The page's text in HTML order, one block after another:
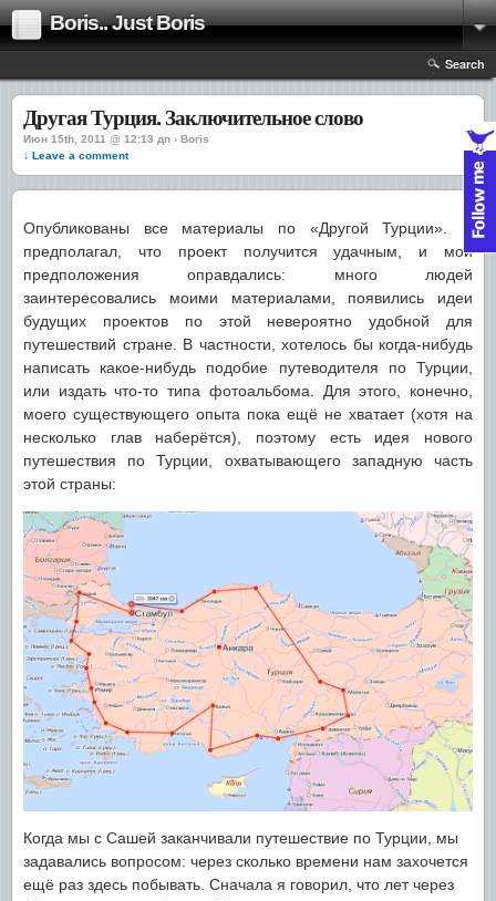
Boris.. Just Boris
Search
Другая Турция. Заключительное слово
Июн 15th, 2011 @ 12:13 дп › Boris
↓ Leave a comment
Опубликованы все материалы по «Другой Турции». Я
предполагал, что проект получится удачным, и мои
предположения оправдались: много людей
заинтересовались моими материалами, появились идеи
будущих проектов по этой невероятно удобной для
путешествий стране. В частности, хотелось бы когда-нибудь
написать какое-нибудь подобие путеводителя по Турции,
или издать что-то типа фотоальбома. Для этого, конечно,
моего существующего опыта пока ещё не хватает (хотя на
несколько глав наберётся), поэтому есть идея нового
путешествия по Турции, охватывающего западную часть
этой страны:
Когда мы с Сашей заканчивали путешествие по Турции, мы
задавались вопросом: через сколько времени нам захочется
ещё раз здесь побывать. Сначала я говорил, что лет через